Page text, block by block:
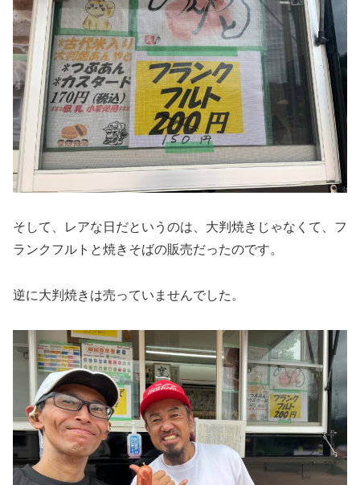
そして、レアな日だというのは、大判焼きじゃなくて、フ
ランクフルトと焼きそばの販売だったのです。
逆に大判焼きは売っていませんでした。